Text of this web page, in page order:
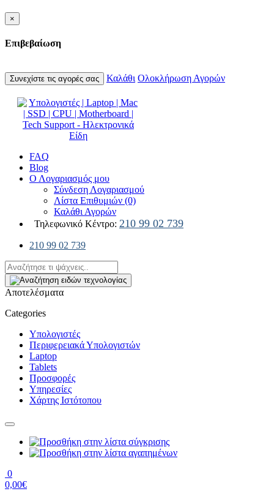
×
Επιβεβαίωση
Συνεχίστε τις αγορές σας Καλάθι Ολοκλήρωση Αγορών
FAQ
Blog
Ο Λογαριασμός μου
Σύνδεση Λογαριασμού
Λίστα Επιθυμιών (0)
Καλάθι Αγορών
Τηλεφωνικό Κέντρο: 210 99 02 739
210 99 02 739
Αποτελέσματα
Categories
Υπολογιστές
Περιφερειακά Υπολογιστών
Laptop
Tablets
Προσφορές
Υπηρεσίες
Χάρτης Ιστότοπου
0
0,00€